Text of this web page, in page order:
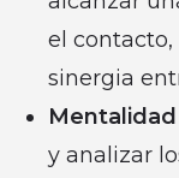
el
sinergia
y analizar